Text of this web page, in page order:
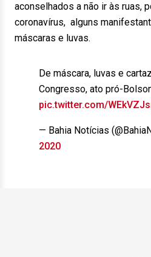
aconselhados a não ir às ruas,
coronavírus, alguns
máscaras e luvas.
De máscara, luvas e
Congresso, ato pró-
pic.twitter.com/
— Bahia Notícias
2020